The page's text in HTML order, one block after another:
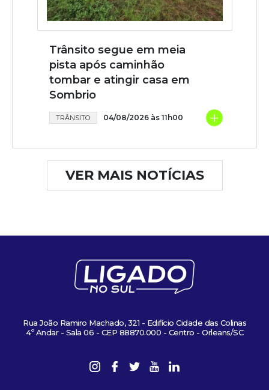
Trânsito segue em meia
pista após caminhão
tombar e atingir casa em
Sombrio
TRÂNSITO 04/08/2026 às 11h00 +
VER MAIS NOTÍCIAS
Rua João Ramiro Machado, 321 - Edifício Cidade das Colinas
4º Andar - Sala 06 - CEP 88870.000 - Centro - Orleans/SC